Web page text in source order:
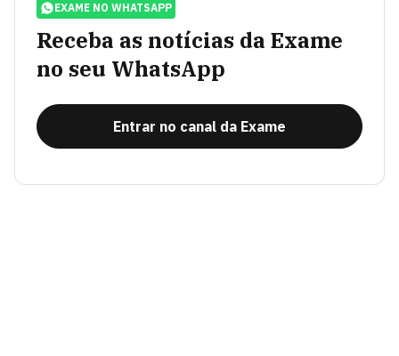
EXAME NO WHATSAPP
Receba as notícias da Exame
no seu WhatsApp
Entrar no canal da Exame